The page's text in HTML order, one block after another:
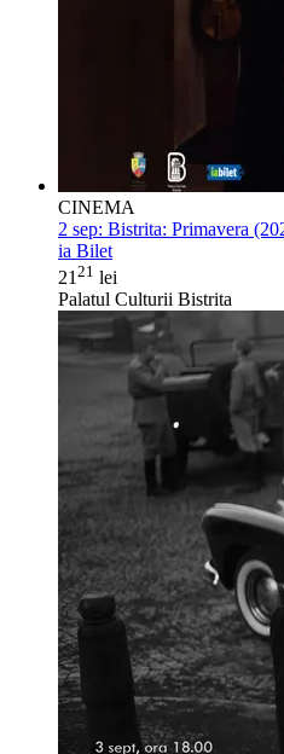
CINEMA
2 sep: Bistrita: Primavera
ia Bilet
21 21 lei
Palatul Culturii Bistrita